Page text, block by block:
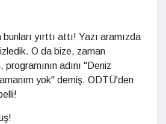
yırttı attı! Yazı aramızda
O da bize, zaman
programının adını "Deniz
yok" demiş. ODTÜ'den